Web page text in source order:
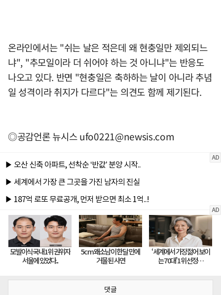
온라인에서는 "쉬는 날은 적은데 왜 현충일만 제외되느
냐", "추모일이라 더 쉬어야 하는 것 아니냐"는 반응도
나오고 있다. 반면 "현충일은 축하하는 날이 아니라 추념
일 성격이라 취지가 다르다"는 의견도 함께 제기된다.
◎공감언론 뉴시스ufo0221@newsis.com
댓글